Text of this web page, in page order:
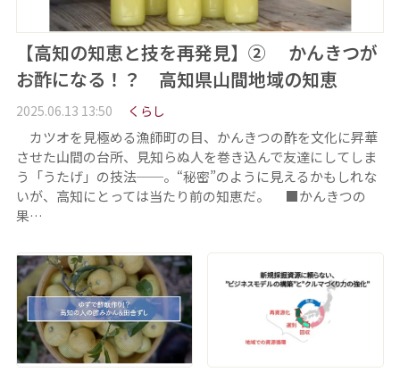
【高知の知恵と技を再発見】② かんきつが
お酢になる！？ 高知県山間地域の知恵
2025.06.13 13:50 くらし
カツオを見極める漁師町の目、かんきつの酢を文化に昇華
させた山間の台所、見知らぬ人を巻き込んで友達にしてしま
う「うたげ」の技法──。“秘密”のように見えるかもしれな
いが、高知にとっては当たり前の知恵だ。 ■かんきつの
果…